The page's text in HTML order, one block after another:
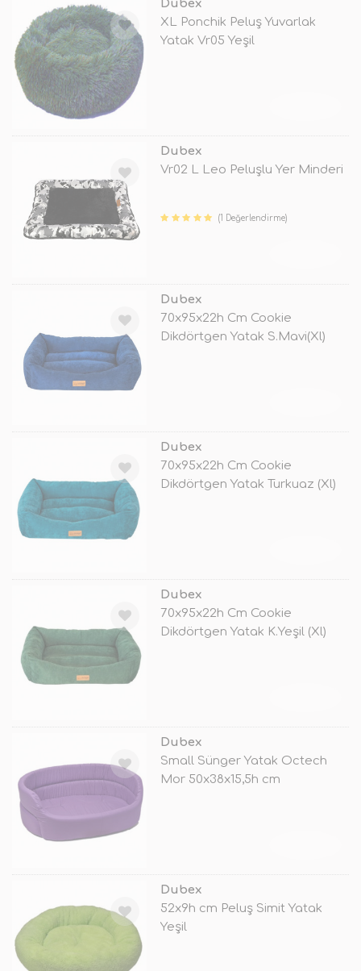
Dubex
XL Ponchik Peluş Yuvarlak
Yatak Vr05 Yeşil
Dubex
Vr02 L Leo Peluşlu Yer Minderi
(1 Değerlendirme)
Dubex
70x95x22h Cm Cookie
Dikdörtgen Yatak S.Mavi(Xl)
Dubex
70x95x22h Cm Cookie
Dikdörtgen Yatak Turkuaz (Xl)
Dubex
70x95x22h Cm Cookie
Dikdörtgen Yatak K.Yeşil (Xl)
Dubex
Small Sünger Yatak Octech
Mor 50x38x15,5h cm
Dubex
52x9h cm Peluş Simit Yatak
Yeşil